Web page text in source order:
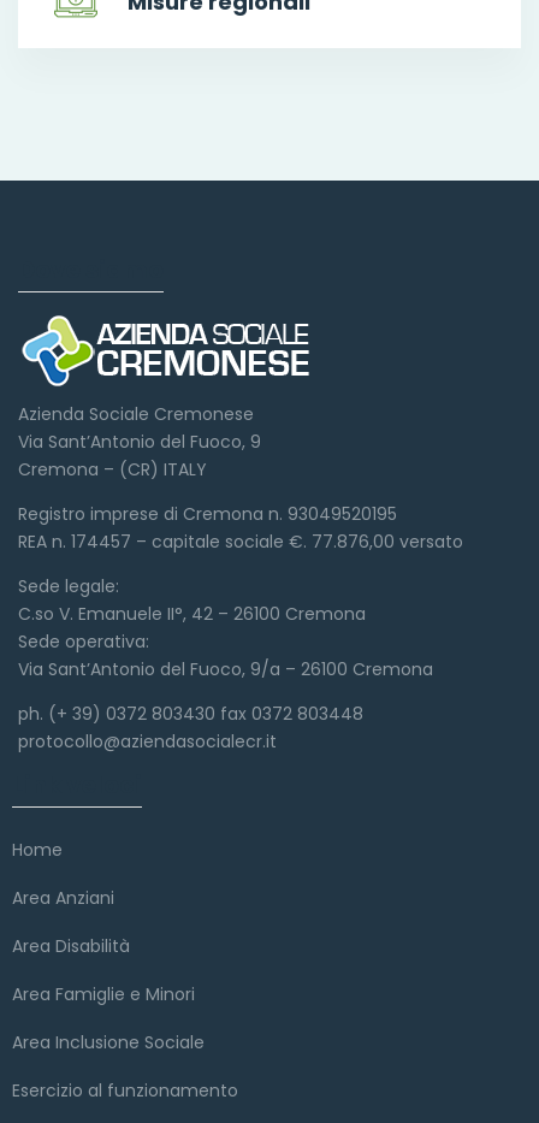
Azienda Sociale Cremonese
Via Sant’Antonio del Fuoco, 9
Cremona – (CR) ITALY
Registro imprese di Cremona n. 93049520195
REA n. 174457 – capitale sociale €. 77.876,00 versato
Sede legale:
C.so V. Emanuele II°, 42 – 26100 Cremona
Sede operativa:
Via Sant’Antonio del Fuoco, 9/a – 26100 Cremona
ph. (+ 39) 0372 803430 fax 0372 803448
protocollo@aziendasocialecr.it
Home
Area Anziani
Area Disabilità
Area Famiglie e Minori
Area Inclusione Sociale
Esercizio al funzionamento